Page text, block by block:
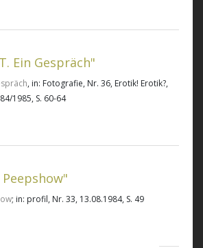
Ein Gespräch"
, in: Fotografie, Nr. 36, Erotik! Erotik?,
1985, S. 60-64
; in: profil, Nr. 33, 13.08.1984, S. 49